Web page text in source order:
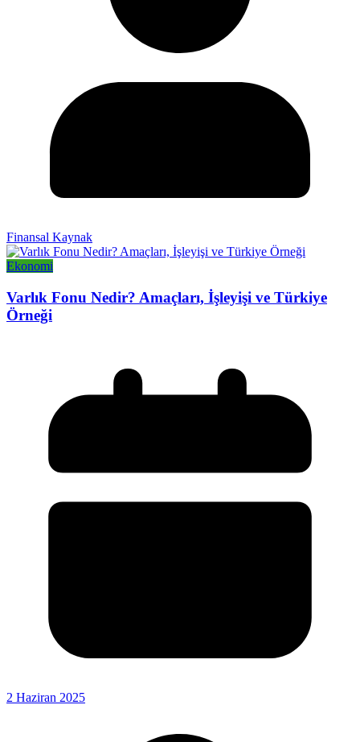
Finansal Kaynak
Ekonomi
Varlık Fonu Nedir? Amaçları, İşleyişi ve Türkiye
Örneği
2 Haziran 2025